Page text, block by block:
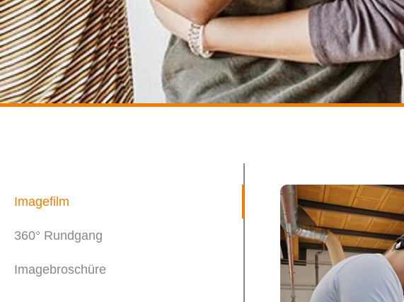
Imagefilm
360° Rundgang
Imagebroschüre